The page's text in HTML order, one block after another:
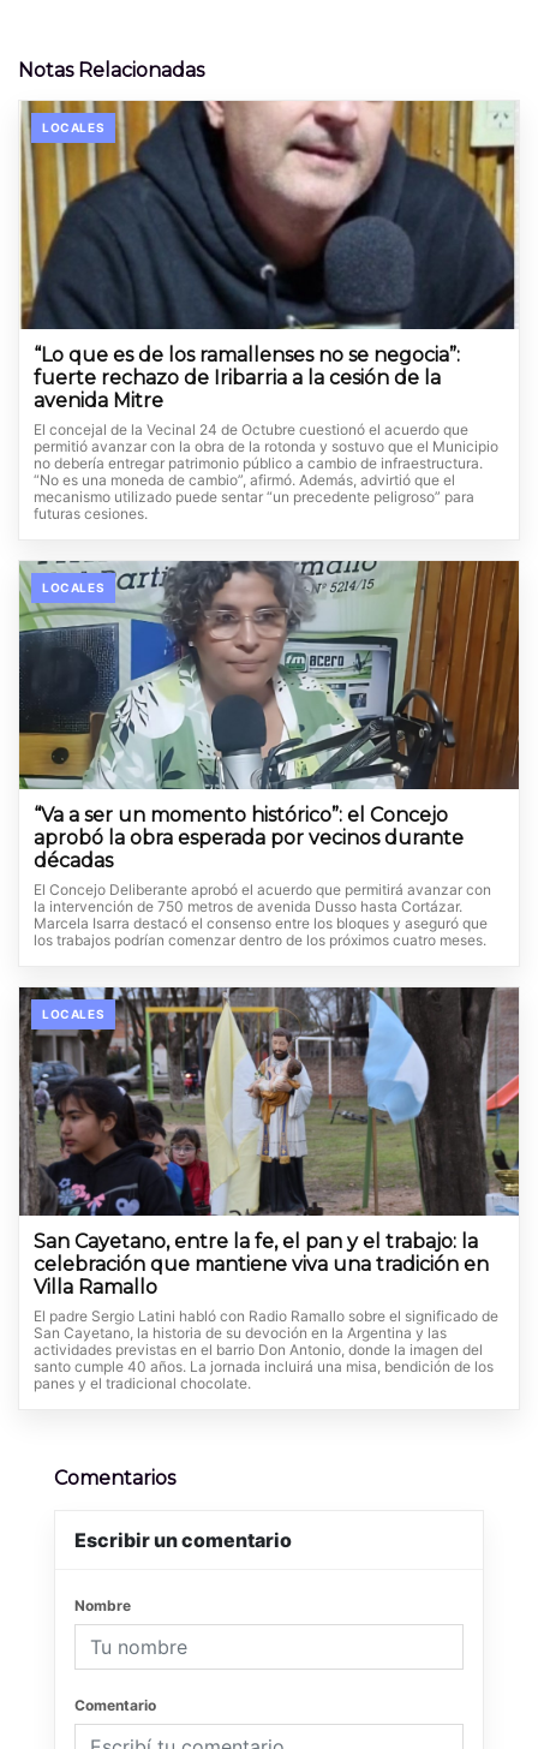
Notas Relacionadas
LOCALES
“Lo que es de los ramallenses no se negocia”:
fuerte rechazo de Iribarria a la cesión de la
avenida Mitre
El concejal de la Vecinal 24 de Octubre cuestionó el acuerdo que
permitió avanzar con la obra de la rotonda y sostuvo que el Municipio
no debería entregar patrimonio público a cambio de infraestructura.
“No es una moneda de cambio”, afirmó. Además, advirtió que el
mecanismo utilizado puede sentar “un precedente peligroso” para
futuras cesiones.
LOCALES
“Va a ser un momento histórico”: el Concejo
aprobó la obra esperada por vecinos durante
décadas
El Concejo Deliberante aprobó el acuerdo que permitirá avanzar con
la intervención de 750 metros de avenida Dusso hasta Cortázar.
Marcela Isarra destacó el consenso entre los bloques y aseguró que
los trabajos podrían comenzar dentro de los próximos cuatro meses.
LOCALES
San Cayetano, entre la fe, el pan y el trabajo: la
celebración que mantiene viva una tradición en
Villa Ramallo
El padre Sergio Latini habló con Radio Ramallo sobre el significado de
San Cayetano, la historia de su devoción en la Argentina y las
actividades previstas en el barrio Don Antonio, donde la imagen del
santo cumple 40 años. La jornada incluirá una misa, bendición de los
panes y el tradicional chocolate.
Comentarios
Escribir un comentario
Nombre
Comentario